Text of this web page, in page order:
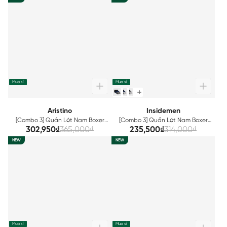
Mua sỉ
Aristino
[Combo 3] Quần Lót Nam Boxer
Bamboo Aristino ABX011EXP03
302,950₫365,000₫
Mua sỉ
Insidemen
[Combo 3] Quần Lót Nam Boxer
Bamboo Insidemen IBX008EDP03
235,500₫314,000₫
NEW
Mua sỉ
NEW
Mua sỉ